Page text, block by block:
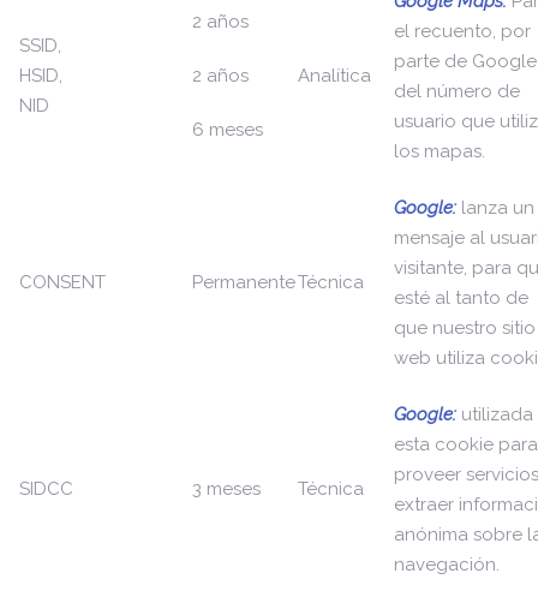
SSID,
HSID,
NID
2 años
2 años
6 meses
Analítica
el recuento, por
parte de
del número de
usuario que
los mapas.
CONSENT PermanenteTécnica
Google: lanza un
mensaje al
visitante, para
esté al tanto de
que nuestro sitio
web utiliza
SIDCC 3 meses Técnica
Google: utilizada
esta cookie para
proveer
extraer
anónima sobre
navegación.